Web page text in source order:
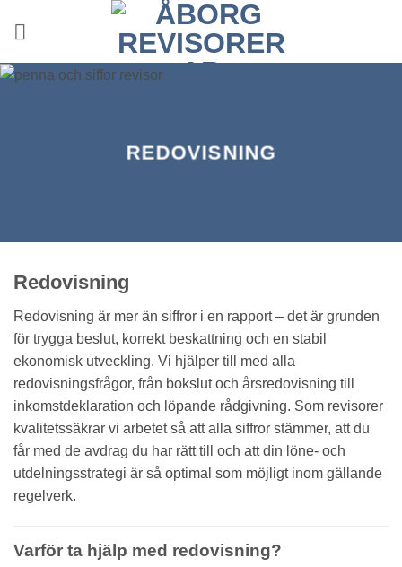
REDOVISNING
Redovisning
Redovisning är mer än siffror i en rapport – det är grunden
för trygga beslut, korrekt beskattning och en stabil
ekonomisk utveckling. Vi hjälper till med alla
redovisningsfrågor, från bokslut och årsredovisning till
inkomstdeklaration och löpande rådgivning. Som revisorer
kvalitetssäkrar vi arbetet så att alla siffror stämmer, att du
får med de avdrag du har rätt till och att din löne- och
utdelningsstrategi är så optimal som möjligt inom gällande
regelverk.
Varför ta hjälp med redovisning?